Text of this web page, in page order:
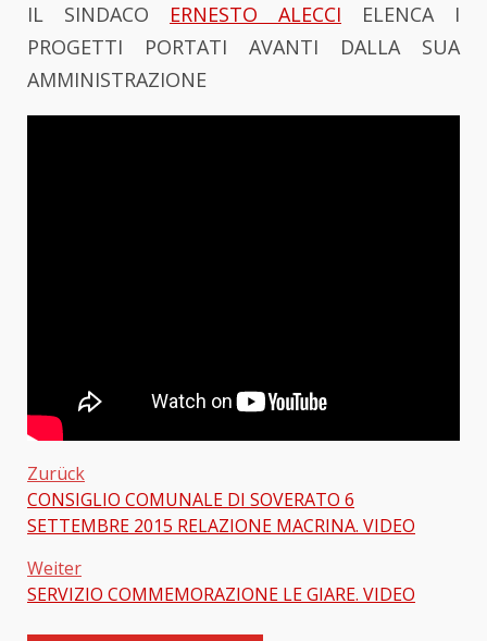
IL SINDACO ERNESTO ALECCI ELENCA I
PROGETTI PORTATI AVANTI DALLA SUA
AMMINISTRAZIONE
Beitragsnavigation
Zurück
CONSIGLIO COMUNALE DI SOVERATO 6
SETTEMBRE 2015 RELAZIONE MACRINA. VIDEO
Weiter
SERVIZIO COMMEMORAZIONE LE GIARE. VIDEO